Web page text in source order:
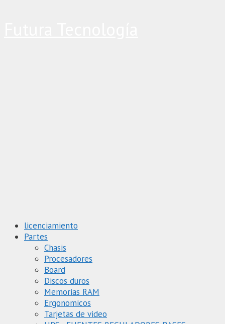
licenciamiento
Partes
Chasis
Procesadores
Board
Discos duros
Memorias RAM
Ergonomicos
Tarjetas de video